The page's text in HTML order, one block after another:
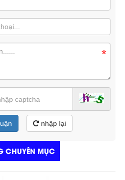
*
nhập lại
CHUYÊN MỤC